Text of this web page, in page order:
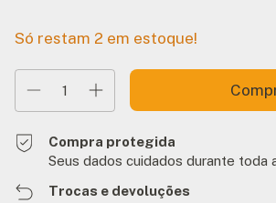
Só restam 2 em estoque!
Compra protegida
Seus dados cuidados durante toda
Trocas e devoluções